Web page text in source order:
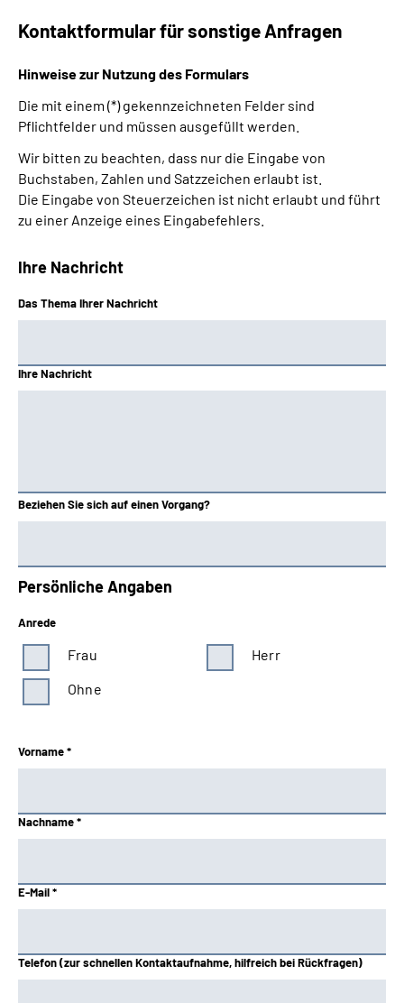
Kontaktformular für sonstige Anfragen
Hinweise zur Nutzung des Formulars
Die mit einem (*) gekennzeichneten Felder sind
Pflichtfelder und müssen ausgefüllt werden.
Wir bitten zu beachten, dass nur die Eingabe von
Buchstaben, Zahlen und Satzzeichen erlaubt ist.
Die Eingabe von Steuerzeichen ist nicht erlaubt und führt
zu einer Anzeige eines Eingabefehlers.
Ihre Nachricht
Das Thema Ihrer Nachricht
Ihre Nachricht
Beziehen Sie sich auf einen Vorgang?
Persönliche Angaben
Anrede
Frau
Herr
Ohne
Vorname *
Nachname *
E-Mail *
Telefon (zur schnellen Kontaktaufnahme, hilfreich bei Rückfragen)